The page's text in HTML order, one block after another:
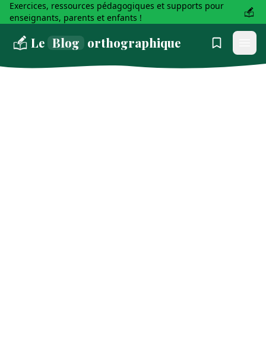
Exercices, ressources pédagogiques et supports pour
enseignants, parents et enfants !
Le Blog orthographique